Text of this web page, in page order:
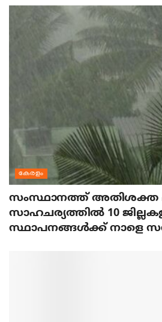
കേരളം
സംസ്ഥാനത്ത് അതിശക്ത
സാഹചര്യത്തിൽ 10
സ്ഥാപനങ്ങൾക്ക് നാളെ